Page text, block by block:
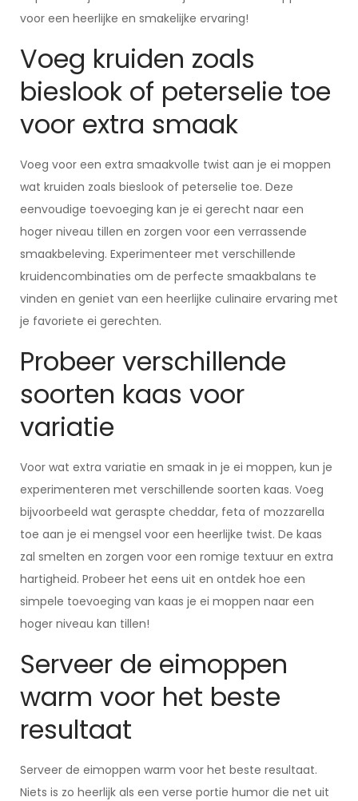
voor een heerlijke en smakelijke ervaring!
Voeg kruiden zoals
bieslook of peterselie toe
voor extra smaak
Voeg voor een extra smaakvolle twist aan je ei moppen
wat kruiden zoals bieslook of peterselie toe. Deze
eenvoudige toevoeging kan je ei gerecht naar een
hoger niveau tillen en zorgen voor een verrassende
smaakbeleving. Experimenteer met verschillende
kruidencombinaties om de perfecte smaakbalans te
vinden en geniet van een heerlijke culinaire ervaring met
je favoriete ei gerechten.
Probeer verschillende
soorten kaas voor
variatie
Voor wat extra variatie en smaak in je ei moppen, kun je
experimenteren met verschillende soorten kaas. Voeg
bijvoorbeeld wat geraspte cheddar, feta of mozzarella
toe aan je ei mengsel voor een heerlijke twist. De kaas
zal smelten en zorgen voor een romige textuur en extra
hartigheid. Probeer het eens uit en ontdek hoe een
simpele toevoeging van kaas je ei moppen naar een
hoger niveau kan tillen!
Serveer de eimoppen
warm voor het beste
resultaat
Serveer de eimoppen warm voor het beste resultaat.
Niets is zo heerlijk als een verse portie humor die net uit